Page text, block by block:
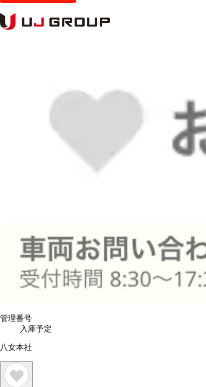
管理番号
入庫予定
八女本社